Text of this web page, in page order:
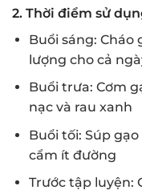
2. Thời điểm sử
Buổi sáng:
lượng cho cả
Buổi trưa: Cơm
nạc và rau xanh
Buổi tối: Súp
cẩm ít đường
Trước tập luyện: